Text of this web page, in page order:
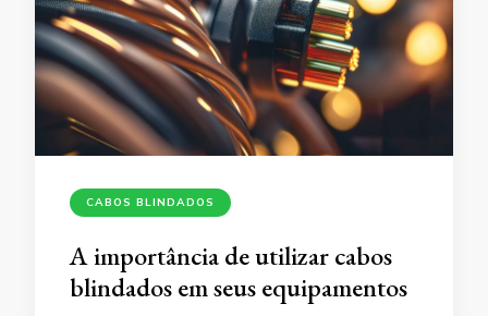
CABOS BLINDADOS
A importância de utilizar cabos
blindados em seus equipamentos